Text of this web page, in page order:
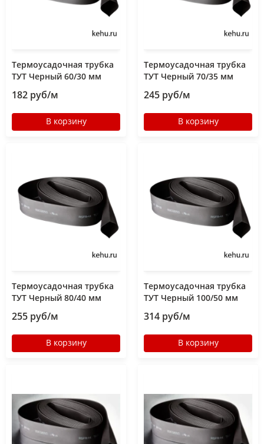
Термоусадочная трубка
ТУТ Черный 60/30 мм
182 руб/м
В корзину
Термоусадочная трубка
ТУТ Черный 70/35 мм
245 руб/м
В корзину
Термоусадочная трубка
ТУТ Черный 80/40 мм
255 руб/м
В корзину
Термоусадочная трубка
ТУТ Черный 100/50 мм
314 руб/м
В корзину